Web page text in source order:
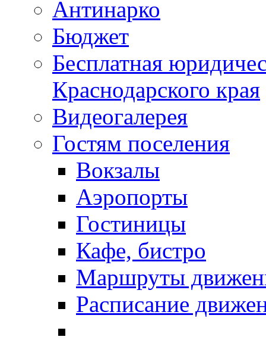
Антинарко
Бюджет
Бесплатная
Краснодарского края
Видеогалерея
Гостям поселения
Вокзалы
Аэропорты
Гостиницы
Кафе, бистро
Маршруты
Расписание